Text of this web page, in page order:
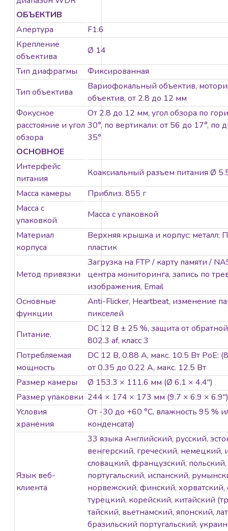
ОБЪЕКТИВ
Апертура
F1.6
Крепление
объектива
Ø 14
Тип диафрагмы
Фиксированная
Тип объектива
Вариофокальный объектив,
объектив, от 2.8 до 12 мм
Фокусное
расстояние и угол
обзора
От 2.8 до 12 мм, угол обзора по
30°, по вертикали: от 56 до 17°, по
35°
ОСНОВНОЕ
Интерфейс
питания
Коаксиальный разъем питания Ø
Масса камеры
Приблиз. 855 г
Масса с
упаковкой
Масса с упаковкой
Материал
корпуса
Верхняя крышка и корпус: металл;
пластик
Метод привязки
Загрузка на FTP / карту памяти /
центра мониторинга, запись по
изображения, Email
Основные
функции
Anti-Flicker, Heartbeat, изменение
пикселей
Питание.
DC 12 В ± 25 %, защита от
802.3 af, класс 3
Потребляемая
мощность
DC 12 В, 0.88 А, макс. 10.5 Вт PoE:
от 0.35 до 0.22 A, макс. 12.5 Вт
Размер камеры
Ø 153.3 × 111.6 мм (Ø 6.1 × 4.4″)
Размер упаковки 244 × 174 × 173 мм (9.7 × 6.9 × 6.9″)
Условия
хранения
От -30 до +60 °C, влажность 95 %
конденсата)
Язык веб-
клиента
33 языка Английский, русский,
венгерский, греческий, немецкий,
словацкий, французский, польский,
португальский, испанский,
норвежский, финский, хорватский,
турецкий, корейский, китайский
тайский, вьетнамский, японский,
бразильский португальский,